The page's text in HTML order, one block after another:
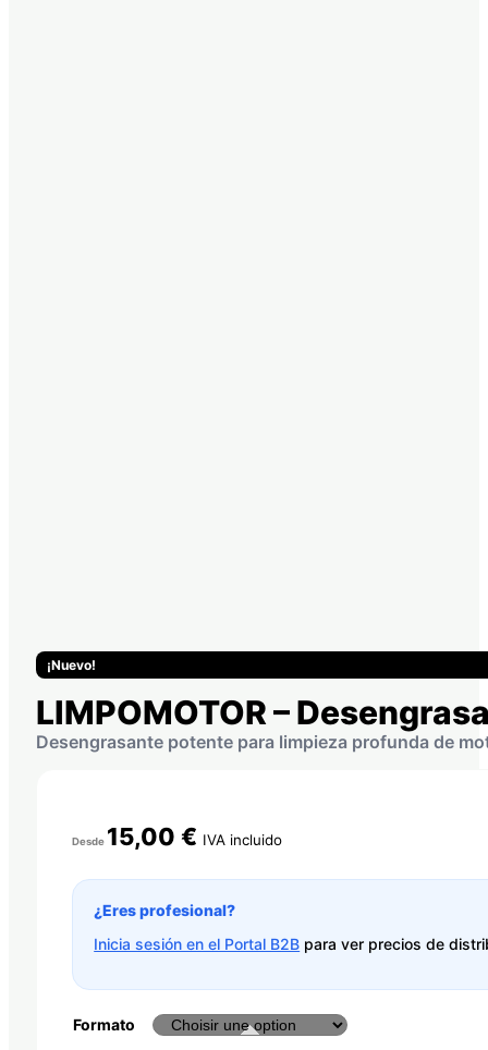
¡Nuevo!
LIMPOMOTOR –
Desengrasante potente para limpieza profunda de
Desde 15,00 € IVA incluido
¿Eres profesional?
Inicia sesión en el Portal B2B para ver precios de
Formato